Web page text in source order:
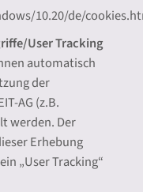
10.20/de/
User Tracking
automatisch
der
AG (z.B.
werden. Der
Erhebung
„User Tracking“